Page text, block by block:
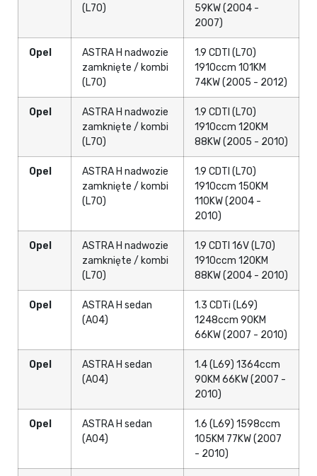
(L70)
59KW (2004 -
2007)
Opel
ASTRA H nadwozie
zamknięte / kombi
(L70)
1.9 CDTI (L70)
1910ccm 101KM
74KW (2005 - 2012)
Opel
ASTRA H nadwozie
zamknięte / kombi
(L70)
1.9 CDTI (L70)
1910ccm 120KM
88KW (2005 - 2010)
Opel
ASTRA H nadwozie
zamknięte / kombi
(L70)
1.9 CDTI (L70)
1910ccm 150KM
110KW (2004 -
2010)
Opel
ASTRA H nadwozie
zamknięte / kombi
(L70)
1.9 CDTI 16V (L70)
1910ccm 120KM
88KW (2004 - 2010)
Opel
ASTRA H sedan
(A04)
1.3 CDTi (L69)
1248ccm 90KM
66KW (2007 - 2010)
Opel
ASTRA H sedan
(A04)
1.4 (L69) 1364ccm
90KM 66KW (2007 -
2010)
Opel
ASTRA H sedan
(A04)
1.6 (L69) 1598ccm
105KM 77KW (2007
- 2010)